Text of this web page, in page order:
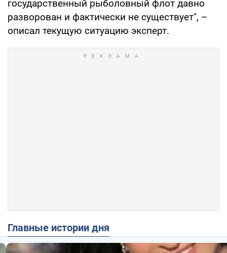
государственный рыболовный флот давно
разворован и фактически не существует", –
описал текущую ситуацию эксперт.
Главные истории дня